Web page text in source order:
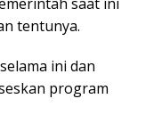
tentunya.
ini dan
program